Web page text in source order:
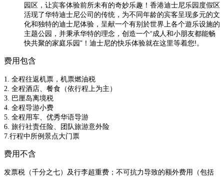
园区，让宾客体验前所未有的奇妙乐趣！香港迪士尼乐园度假区
活现了华特迪士尼公司的传统，为不同年龄的宾客呈现多元的文
化和独特的迪士尼体验，呈献一个有别於世界上各个遊乐设施的
主题公园，并秉承华特的理念，创造一个“成人和小朋友都能畅
快共聚的家庭乐园”！迪士尼的快乐体验就在这里等着您!。
费用包含
1. 全程往返机票，机票燃油税
2. 全程酒店、餐食（依行程上为主）
3. 巴厘岛离境税
4. 全程导游小费
5. 全程用车、优秀华语导游
6. 旅行社责任险、团队旅游意外险
7.行程中所例景点大门票
费用不含
发票税（千分之七）及行李超重费；不可抗力导致的额外费用（包括